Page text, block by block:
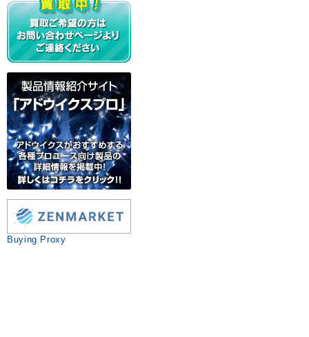
Buying Proxy